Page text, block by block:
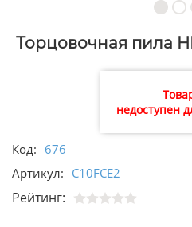
Торцовочная пила
недоступен
Код: 676
Артикул: C10FCE2
Рейтинг: